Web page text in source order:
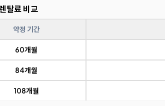
탈료 비교
약정 기간
60개월
84개월
108개월